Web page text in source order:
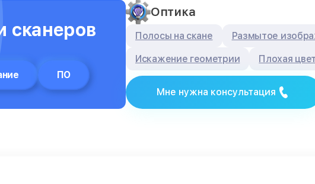
сканеров
ПО
Оптика
Полосы на скане Размытое
Искажение геометрии Плохая
Мне нужна консультация